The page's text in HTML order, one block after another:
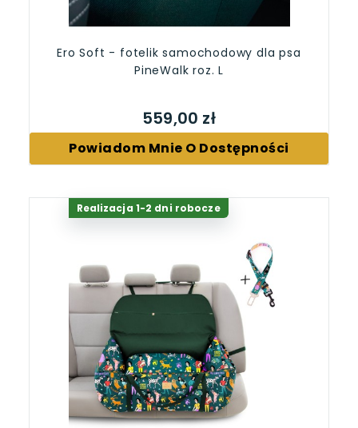
Ero Soft - fotelik samochodowy dla psa
PineWalk roz. L
559,00 zł
Powiadom Mnie O Dostępności
Realizacja 1-2 dni robocze